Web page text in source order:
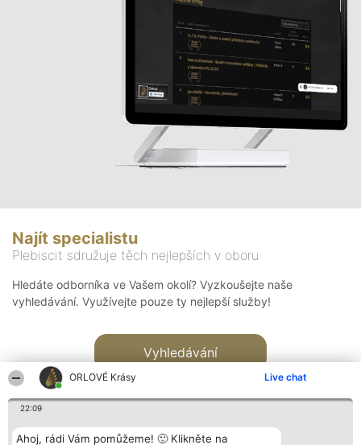
ORLOVÉ Krásy Live chat
22:09
Ahoj, rádi Vám pomůžeme! 🙂 Klikněte na
Najít specialistu
Plebiscit sdružuje těch nejlepších v oboru
Hledáte odborníka ve Vašem okolí? Vyzkoušejte naše
vyhledávání. Využívejte pouze ty nejlepší služby!
Vyhledávání